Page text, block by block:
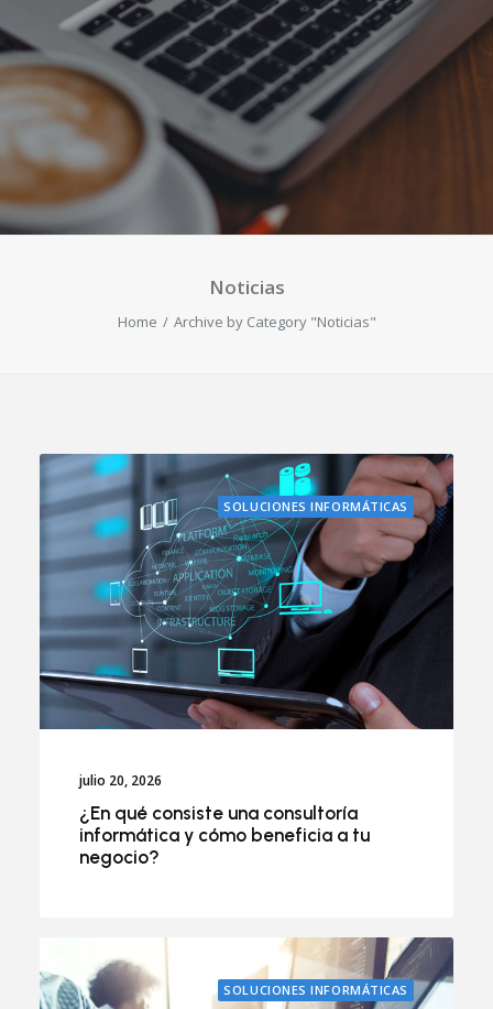
Noticias
Home Archive by Category "Noticias"
SOLUCIONES INFORMÁTICAS
julio 20, 2026
¿En qué consiste una consultoría
informática y cómo beneficia a tu
negocio?
SOLUCIONES INFORMÁTICAS